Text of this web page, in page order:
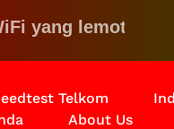
lemot? Klik
Telkom
About Us